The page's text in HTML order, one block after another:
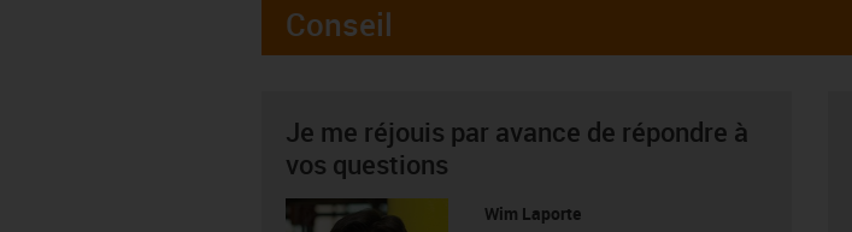
Conseil
Je me réjouis par avance de répondre à
vos questions
Wim Laporte